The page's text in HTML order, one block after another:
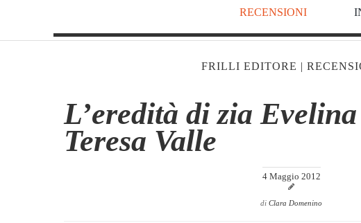
RECENSIONI
FRILLI EDITORE |
L’eredità di zia
Teresa Valle
4 Maggio 2012
di Clara Domenino